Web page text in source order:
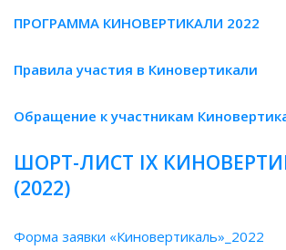
ПРОГРАММА КИНОВЕРТИКАЛИ 2022
Правила участия в Киновертикали
Обращение к участникам
ШОРТ-ЛИСТ IX
(2022)
Форма заявки «Киновертикаль»_2022